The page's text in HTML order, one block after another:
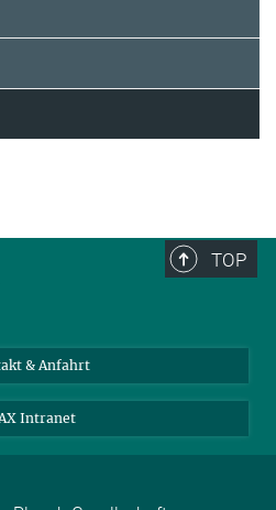
TOP
& Anfahrt
Intranet